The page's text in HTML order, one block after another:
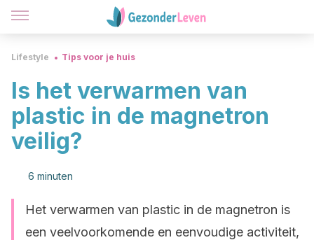
Lifestyle Tips voor je huis
Is het verwarmen van
plastic in de magnetron
veilig?
6 minuten
Het verwarmen van plastic in de magnetron is
een veelvoorkomende en eenvoudige activiteit,